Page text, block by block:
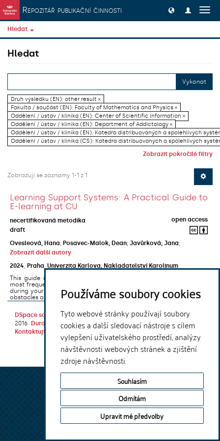
Používáme soubory cookies
Tyto webové stránky používají soubory
cookies a další sledovací nástroje s cílem
vylepšení uživatelského prostředí, analýzy
návštěvnosti webových stránek a zjištění
zdroje návštěvnosti.
Souhlasím
Odmítám
Upravit mé předvolby
Přeskočit na obsah
Repozitář publikační činnosti
Hledat
Hledat
Vykonat
Druh výsledku (EN): other result ×
Fakulta / součást (EN): Faculty of Mathematics and Physics ×
Oddělení / ústav / klinika (EN): Center of Scientific Information ×
Oddělení / ústav / klinika (EN): Department of Addictology ×
Oddělení / ústav / klinika (EN): Katedra distribuovaných a spolehlivých
Oddělení / ústav / klinika (CS): Katedra distribuovaných a spolehlivých
Zobrazit pokročilé filtry
Zobrazují se záznamy 1-1 z 1
Learning Support Systems: A Practical Guide to
E-learning at CU
necertifikovaná metodika
open access
draft
Ovesleová, Hana; Posavec-Malok, Dean; Javůrková, Jana;
Zobrazit další autory
2024
Praha Univerzita Karlova, Nakladatelství Karolinum
This guide introduces the e-learning support tools that are used
most frequently at Charles University and that you may encounter
during your studies. It will also help you to avoid the most common
obstacles associated ...
DSpace softwarecopyright © 2002-
2016
DuraSpace
Kontaktujte nás
Theme by